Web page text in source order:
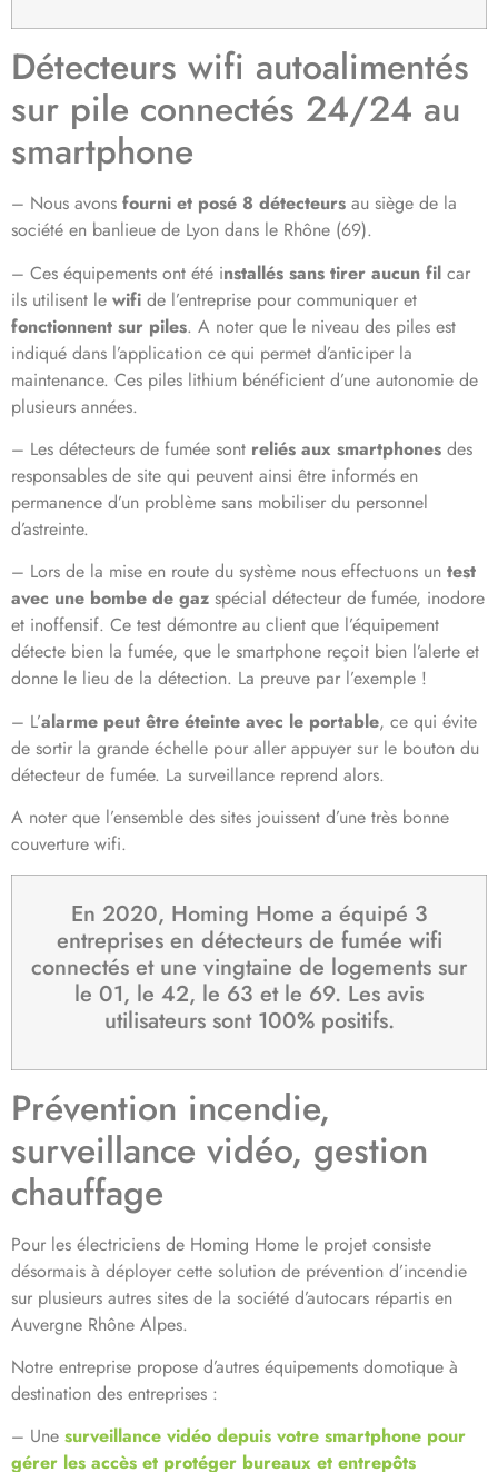
Détecteurs wifi autoalimentés
sur pile connectés 24/24 au
smartphone
– Nous avons fourni et posé 8 détecteurs au siège de la
société en banlieue de Lyon dans le Rhône (69).
– Ces équipements ont été installés sans tirer aucun fil car
ils utilisent le wifi de l’entreprise pour communiquer et
fonctionnent sur piles. A noter que le niveau des piles est
indiqué dans l’application ce qui permet d’anticiper la
maintenance. Ces piles lithium bénéficient d’une autonomie de
plusieurs années.
– Les détecteurs de fumée sont reliés aux smartphones des
responsables de site qui peuvent ainsi être informés en
permanence d’un problème sans mobiliser du personnel
d’astreinte.
– Lors de la mise en route du système nous effectuons un test
avec une bombe de gaz spécial détecteur de fumée, inodore
et inoffensif. Ce test démontre au client que l’équipement
détecte bien la fumée, que le smartphone reçoit bien l’alerte et
donne le lieu de la détection. La preuve par l’exemple !
– L’alarme peut être éteinte avec le portable, ce qui évite
de sortir la grande échelle pour aller appuyer sur le bouton du
détecteur de fumée. La surveillance reprend alors.
A noter que l’ensemble des sites jouissent d’une très bonne
couverture wifi.
En 2020, Homing Home a équipé 3
entreprises en détecteurs de fumée wifi
connectés et une vingtaine de logements sur
le 01, le 42, le 63 et le 69. Les avis
utilisateurs sont 100% positifs.
Prévention incendie,
surveillance vidéo, gestion
chauffage
Pour les électriciens de Homing Home le projet consiste
désormais à déployer cette solution de prévention d’incendie
sur plusieurs autres sites de la société d’autocars répartis en
Auvergne Rhône Alpes.
Notre entreprise propose d’autres équipements domotique à
destination des entreprises :
– Une surveillance vidéo depuis votre smartphone pour
gérer les accès et protéger bureaux et entrepôts